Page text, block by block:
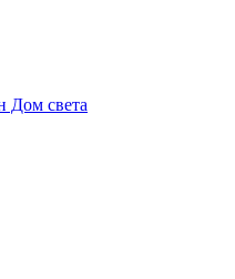
Дом света